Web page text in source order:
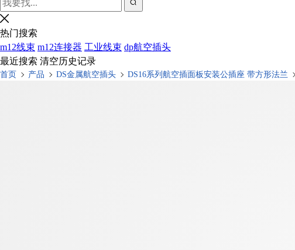
热门搜索
m12线束 m12连接器 工业线束 dp航空插头
最近搜索 清空历史记录
首页 产品 DS金属航空插头 DS16系列航空插面板安装公插座 带方形法兰